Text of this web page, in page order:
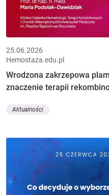
25.06.2026
Hemostaza.edu.pl
Wrodzona zakrzepowa
znaczenie terapii
Aktualności